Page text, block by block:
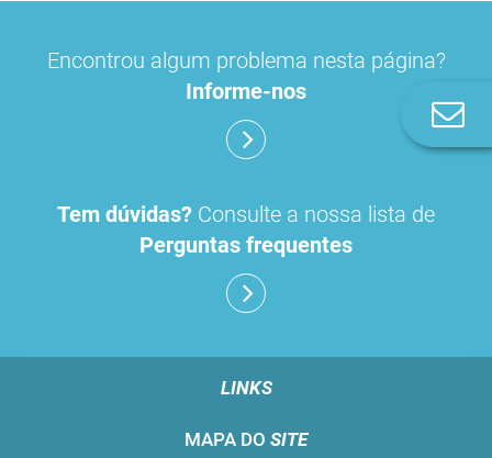
Encontrou algum problema nesta página?
Informe-nos
Tem dúvidas? Consulte a nossa lista de
Perguntas frequentes
LINKS
MAPA DO SITE